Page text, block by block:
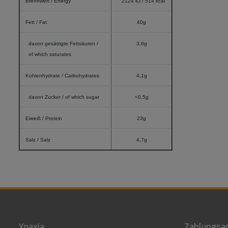
Fett / Fat 40g
davon gesättigte Fettsäuren /
of which saturates
3,6g
Kohlenhydrate / Carbohydrates 4,1g
davon Zucker / of which sugar <0,5g
Eiweiß / Protein 23g
Salz / Salz 4,7g